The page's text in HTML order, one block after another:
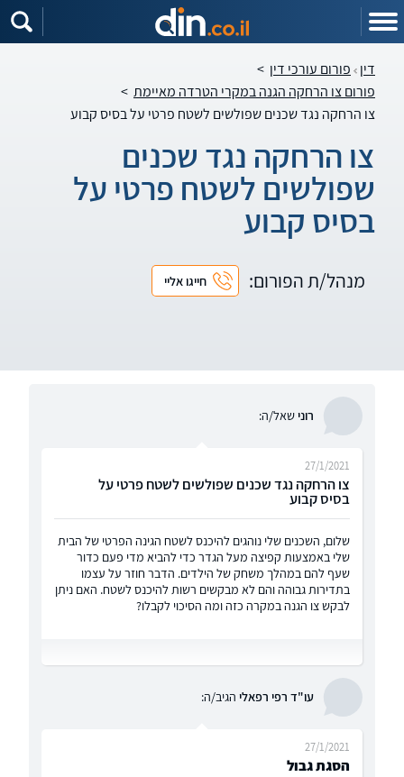
דין פורום עורכי דין >
פורום צו הרחקה הגנה במקרי הטרדה מאיימת >
צו הרחקה נגד שכנים שפולשים לשטח פרטי על בסיס קבוע
צו הרחקה נגד שכנים
שפולשים לשטח פרטי על
בסיס קבוע
מנהל/ת הפורום: חייגו אליי
רונישאל/ה:
צו הרחקה נגד שכנים שפולשים לשטח פרטי על
בסיס קבוע
27/1/2021
שלום, השכנים שלי נוהגים להיכנס לשטח הגינה הפרטי של הבית
שלי באמצעות קפיצה מעל הגדר כדי להביא מדי פעם כדור
שעף להם במהלך משחק של הילדים. הדבר חוזר על עצמו
בתדירות גבוהה והם לא מבקשים רשות להיכנס לשטח. האם ניתן
לבקש צו הגנה במקרה כזה ומה הסיכוי לקבלו?
עו"ד רפי רפאלי הגיב/ה:
הסגת גבול
27/1/2021